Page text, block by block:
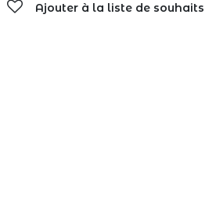
Ajouter à la liste de souhaits